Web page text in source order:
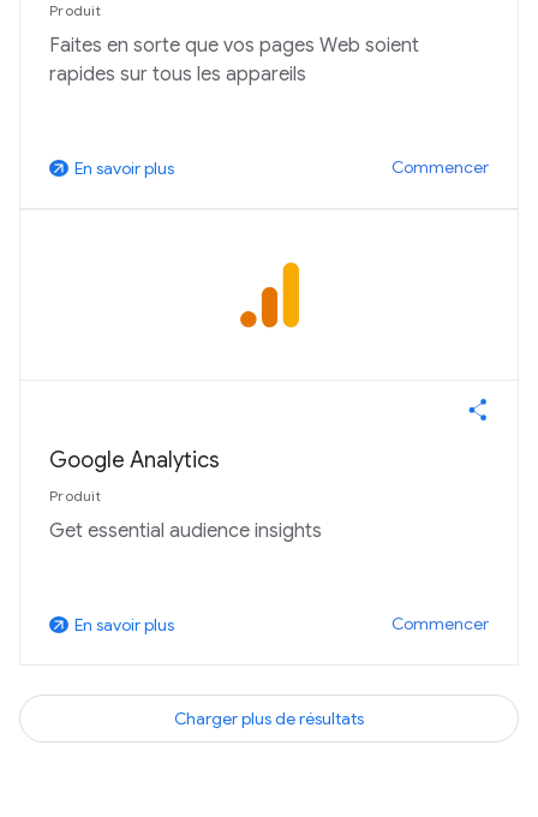
Produit
Faites en sorte que vos pages Web soient
rapides sur tous les appareils
arrow_outward En savoir plus Commencer
Google Analytics
Produit
Get essential audience insights
arrow_outward En savoir plus Commencer
Charger plus de résultats